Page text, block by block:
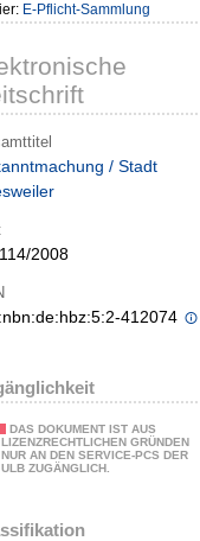
E-Pflicht-Sammlung
/ Stadt
2008
412074
DAS DOKUMENT IST AUS
LIZENZRECHTLICHEN GRÜNDEN
NUR AN DEN SERVICE-PCS DER
ULB ZUGÄNGLICH.